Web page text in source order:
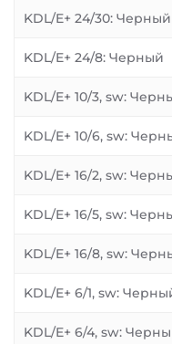
KDL/E+ 24/30: Черный
KDL/E+ 24/8: Черный
KDL/E+ 10/3, sw:
KDL/E+ 10/6, sw:
KDL/E+ 16/2, sw:
KDL/E+ 16/5, sw:
KDL/E+ 16/8, sw:
KDL/E+ 6/1, sw:
KDL/E+ 6/4, sw: